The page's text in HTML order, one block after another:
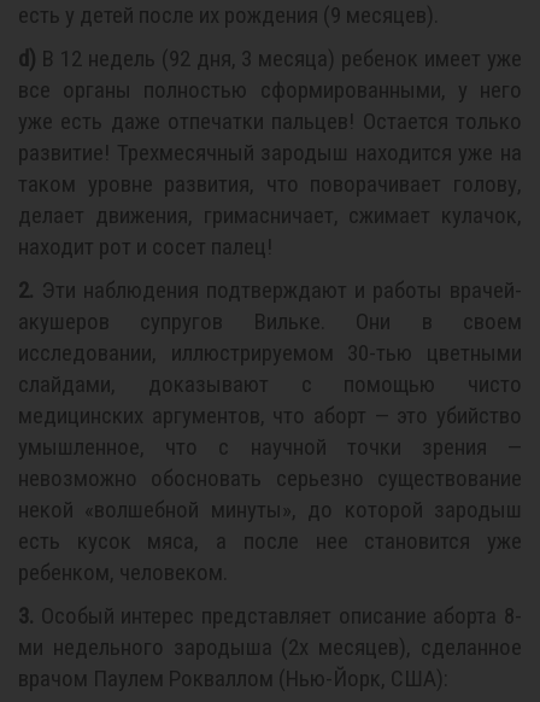
есть у детей после их рождения (9 месяцев).
d) В 12 недель (92 дня, 3 месяца) ребенок имеет уже
все органы полностью сформированными, у него
уже есть даже отпечатки пальцев! Остается только
развитие! Трехмесячный зародыш находится уже на
таком уровне развития, что поворачивает голову,
делает движения, гримасничает, сжимает кулачок,
находит рот и сосет палец!
2. Эти наблюдения подтверждают и работы врачей-
акушеров супругов Вильке. Они в своем
исследовании, иллюстрируемом 30-тью цветными
слайдами, доказывают с помощью чисто
медицинских аргументов, что аборт — это убийство
умышленное, что с научной точки зрения —
невозможно обосновать серьезно существование
некой «волшебной минуты», до которой зародыш
есть кусок мяса, а после нее становится уже
ребенком, человеком.
3. Особый интерес представляет описание аборта 8-
ми недельного зародыша (2х месяцев), сделанное
врачом Паулем Рокваллом (Нью-Йорк, США):